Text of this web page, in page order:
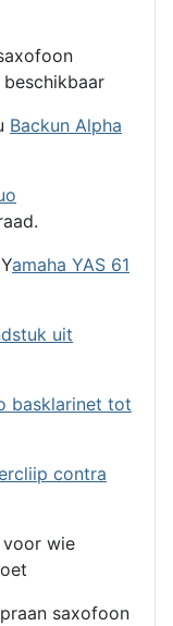
Backun Alpha
amaha YAS 61
uit
basklarinet tot
contra
voor wie
saxofoon